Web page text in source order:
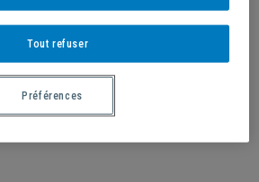
EN BASKETBALL
Tout refuser
Préférences